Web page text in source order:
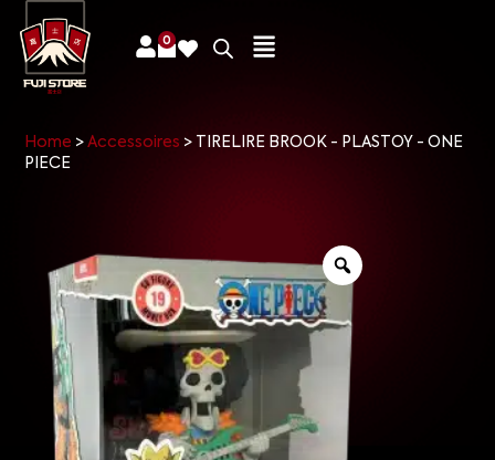
0
Home >Accessoires >
TIRELIRE BROOK - PLASTOY - ONE
PIECE